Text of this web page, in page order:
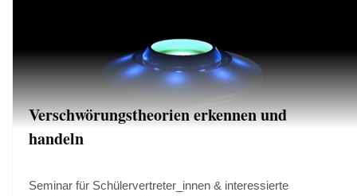
Verschwörungstheorien erkennen und
handeln
Seminar für Schülervertreter_innen & interessierte